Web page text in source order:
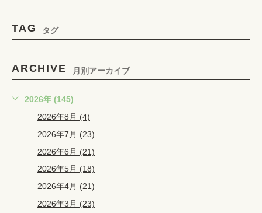
TAG タグ
ARCHIVE 月別アーカイブ
2026年 (145)
2026年8月 (4)
2026年7月 (23)
2026年6月 (21)
2026年5月 (18)
2026年4月 (21)
2026年3月 (23)